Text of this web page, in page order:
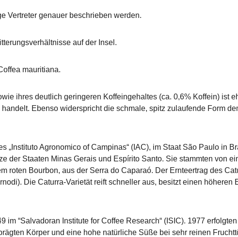
Vertreter genauer beschrieben werden.
auf der Insel.
mauritiana.
ihres deutlich geringeren Koffeingehaltes (ca. 0,6% Koffein) ist
Ebenso widerspricht die schmale, spitz zulaufende Form
„Instituto Agronomico of Campinas“ (IAC), im Staat São Paulo in
der Staaten Minas Gerais und Espírito Santo. Sie stammten von
roten Bourbon, aus der Serra do Caparaó. Der Ernteertrag des
Die Caturra-Varietät reift schneller aus, besitzt einen höheren
im “Salvadoran Institute for Coffee Research“ (ISIC). 1977
Körper und eine hohe natürliche Süße bei sehr reinen